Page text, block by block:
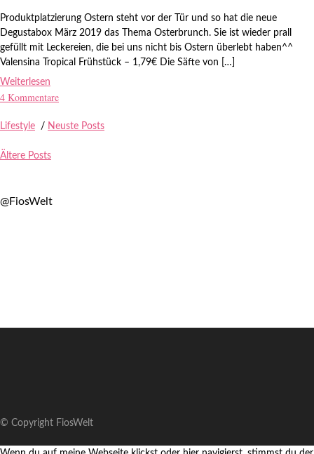
Produktplatzierung Ostern steht vor der Tür und so hat die neue
Degustabox März 2019 das Thema Osterbrunch. Sie ist wieder prall
gefüllt mit Leckereien, die bei uns nicht bis Ostern überlebt haben^^
Valensina Tropical Frühstück – 1,79€ Die Säfte von […]
Weiterlesen
4 Kommentare
Lifestyle / Neuste Posts
Ältere Posts
@FiosWelt
© Copyright FiosWelt